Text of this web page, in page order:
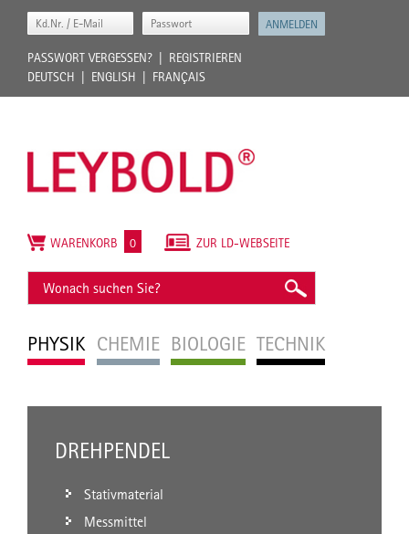
PASSWORT VERGESSEN?
REGISTRIEREN
DEUTSCH
ENGLISH FRANÇAIS
PHYSIK CHEMIE BIOLOGIE TECHNIK
ZUR LD-WEBSEITE
WARENKORB 0
DREHPENDEL
Stativmaterial
Messmittel